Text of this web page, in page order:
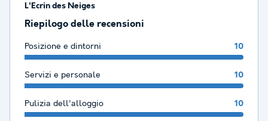
L'Ecrin des Neiges
Riepilogo delle recensioni
Posizione e dintorni 10
Servizi e personale 10
Pulizia dell'alloggio 10